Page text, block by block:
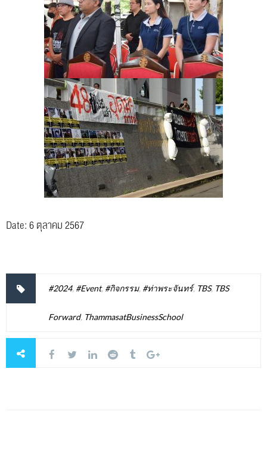
Date: 6 ตุลาคม 2567
#2024, #Event, #กิจกรรม, #ท่าพระจันทร์, TBS, TBS
Forward, ThammasatBusinessSchool